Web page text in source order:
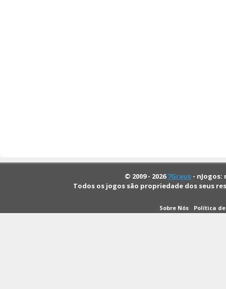
© 2009 - 20267Graus -
Todos os jogos são propriedade dos seus
Sobre Nós Política